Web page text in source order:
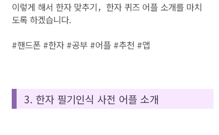
이렇게 해서 한자 맞추기，한자 퀴즈 어플 소개를 마치
도록 하겠습니다.
#핸드폰 #한자 #공부 #어플 #추천 #앱
3. 한자 필기인식 사전 어플 소개